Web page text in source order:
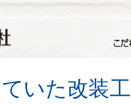
こだ
いた改装